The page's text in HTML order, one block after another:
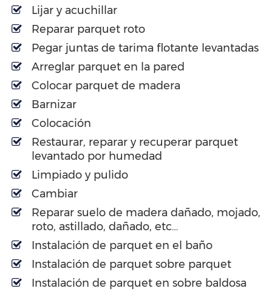
Lijar y acuchillar
Reparar parquet roto
Pegar juntas de tarima flotante levantadas
Arreglar parquet en la pared
Colocar parquet de madera
Barnizar
Colocación
Restaurar, reparar y recuperar parquet
levantado por humedad
Limpiado y pulido
Cambiar
Reparar suelo de madera dañado, mojado,
roto, astillado, dañado, etc…
Instalación de parquet en el baño
Instalación de parquet sobre parquet
Instalación de parquet en sobre baldosa